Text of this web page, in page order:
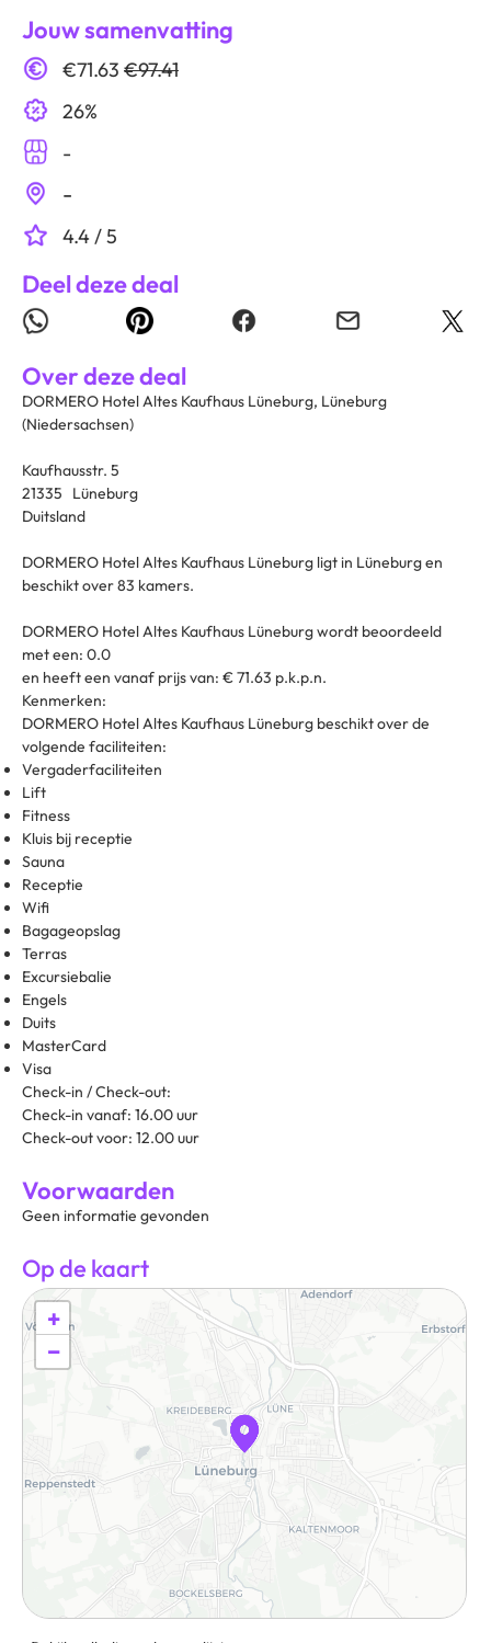
Jouw samenvatting
€71.63 €97.41
26%
-
-
4.4 / 5
Deel deze deal
Over deze deal
DORMERO Hotel Altes Kaufhaus Lüneburg, Lüneburg
(Niedersachsen)
Kaufhausstr. 5
21335 Lüneburg
Duitsland
DORMERO Hotel Altes Kaufhaus Lüneburg ligt in Lüneburg en
beschikt over 83 kamers.
DORMERO Hotel Altes Kaufhaus Lüneburg wordt beoordeeld
met een: 0.0
en heeft een vanaf prijs van: € 71.63 p.k.p.n.
Kenmerken:
DORMERO Hotel Altes Kaufhaus Lüneburg beschikt over de
volgende faciliteiten:
Vergaderfaciliteiten
Lift
Fitness
Kluis bij receptie
Sauna
Receptie
Wifi
Bagageopslag
Terras
Excursiebalie
Engels
Duits
MasterCard
Visa
Check-in / Check-out:
Check-in vanaf: 16.00 uur
Check-out voor: 12.00 uur
Voorwaarden
Geen informatie gevonden
Op de kaart
+
−